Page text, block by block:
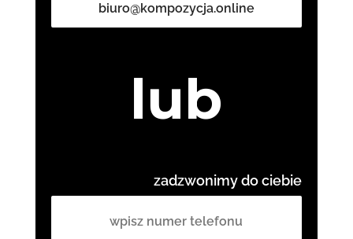
biuro@kompozycja.online
lub
zadzwonimy do ciebie